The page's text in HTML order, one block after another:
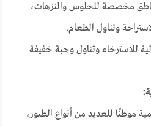
مخصصة للجلوس والنزهات،
وتناول الطعام.
للاسترخاء وتناول وجبة خفيفة
موطنًا للعديد من أنواع الطيور،